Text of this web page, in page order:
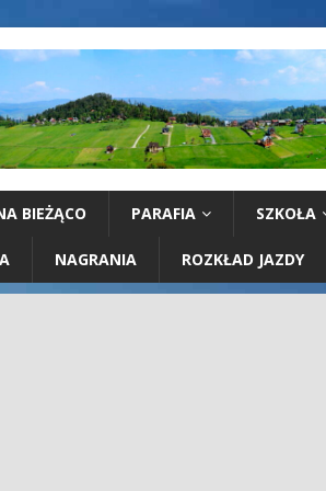
BIEŻĄCO PARAFIA SZKOŁA
NAGRANIA ROZKŁAD JAZDY